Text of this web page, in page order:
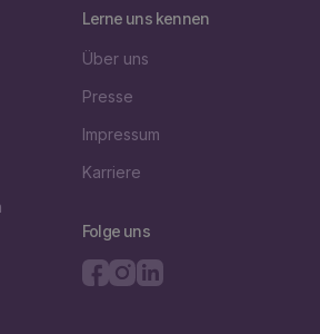
Lerne uns kennen
Über uns
Presse
Impressum
Karriere
Folge uns